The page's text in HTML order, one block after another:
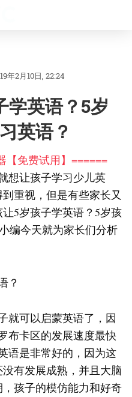
年2月10日, 22:24
学英语？5岁
英语？
【免费试用】======
想让孩子学习少儿英
重视，但是有些家长又
5岁孩子学英语？5岁孩
编今天就为家长们分析
？
可以启蒙英语了，因
布卡区的发展速度最快
语是非常好的，因为这
有发展成熟，并且大脑
孩子的模仿能力和好奇